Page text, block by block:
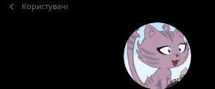
Користувачі